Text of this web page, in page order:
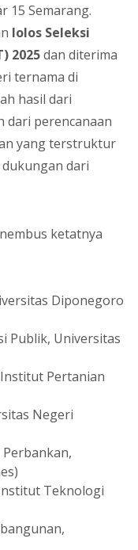
15 Semarang.
lolos Seleksi
2025dan diterima
ternama di
hasil dari
dari perencanaan
yang terstruktur
dari
ketatnya
Diponegoro
Publik, Universitas
Pertanian
Negeri
Teknologi